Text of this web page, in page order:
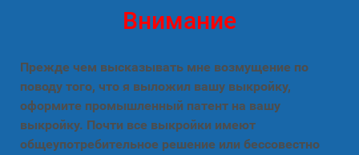
Внимание
Прежде чем высказывать мне возмущение по
поводу того, что я выложил вашу выкройку,
оформите промышленный патент на вашу
выкройку. Почти все выкройки имеют
общеупотребительное решение или бессовестно